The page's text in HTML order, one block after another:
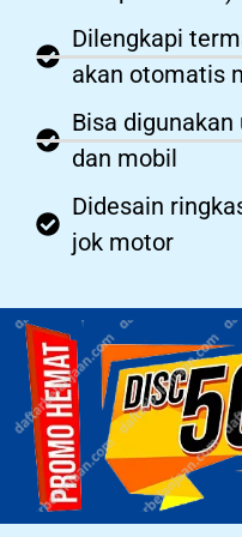
Dilengkapi
akan otomatis
Bisa
dan mobil
Didesain
jok motor